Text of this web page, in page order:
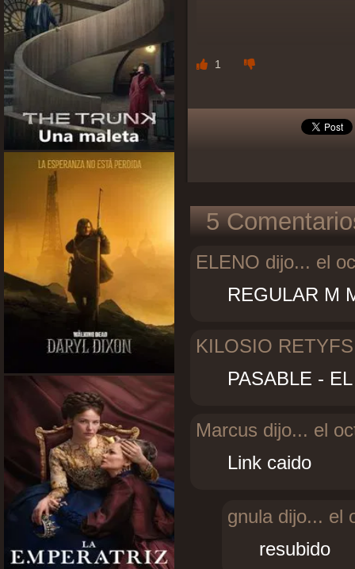
1
5
ELENO dijo... el
REGULAR M
KILOSIO
PASABLE -
Marcus dijo... el
Link caido
gnula dijo... el
resubido